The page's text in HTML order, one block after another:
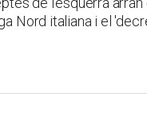
Nord italiana i el